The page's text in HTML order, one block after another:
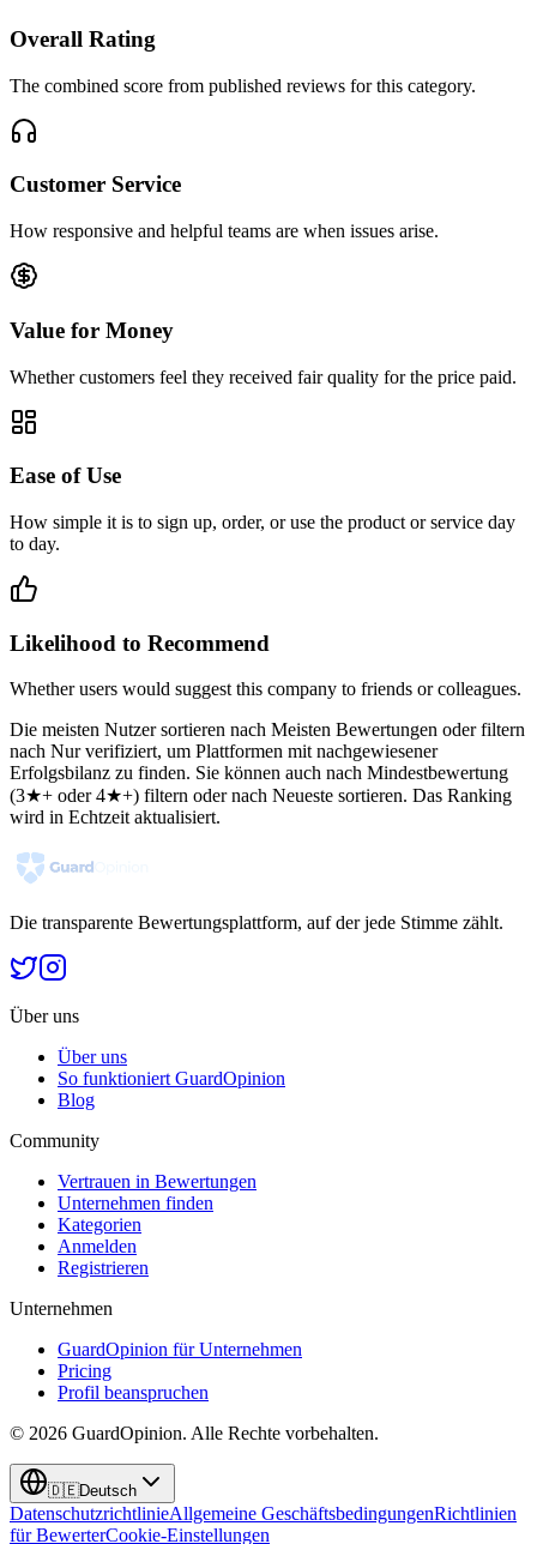
Overall Rating
The combined score from published reviews for this category.
Customer Service
How responsive and helpful teams are when issues arise.
Value for Money
Whether customers feel they received fair quality for the price paid.
Ease of Use
How simple it is to sign up, order, or use the product or service day
to day.
Likelihood to Recommend
Whether users would suggest this company to friends or colleagues.
Die meisten Nutzer sortieren nach Meisten Bewertungen oder filtern
nach Nur verifiziert, um Plattformen mit nachgewiesener
Erfolgsbilanz zu finden. Sie können auch nach Mindestbewertung
(3★+ oder 4★+) filtern oder nach Neueste sortieren. Das Ranking
wird in Echtzeit aktualisiert.
Die transparente Bewertungsplattform, auf der jede Stimme zählt.
Über uns
Über uns
So funktioniert GuardOpinion
Blog
Community
Vertrauen in Bewertungen
Unternehmen finden
Kategorien
Anmelden
Registrieren
Unternehmen
GuardOpinion für Unternehmen
Pricing
Profil beanspruchen
© 2026 GuardOpinion. Alle Rechte vorbehalten.
🇩🇪Deutsch
DatenschutzrichtlinieAllgemeine GeschäftsbedingungenRichtlinien
für BewerterCookie-Einstellungen